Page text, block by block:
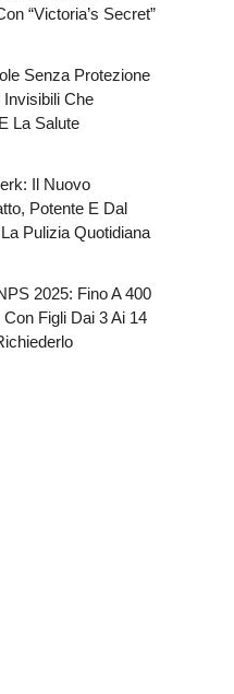
“Victoria’s Secret”
Senza Protezione
Che
La Salute
Il Nuovo
Potente E Dal
Pulizia Quotidiana
2025: Fino A 400
Figli Dai 3 Ai 14